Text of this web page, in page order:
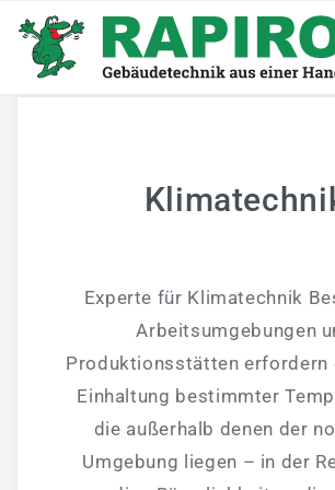
Jetzt Bewerben
Darum RAPIRO
Wir Sind RAPIRO
GEBÄUDETECHNIK
Privatkunden
Experte für Klimatechnik
Arbeitsumgebungen
Produktionsstätten erfordern
Einhaltung bestimmter
die außerhalb denen der
Umgebung liegen – in der